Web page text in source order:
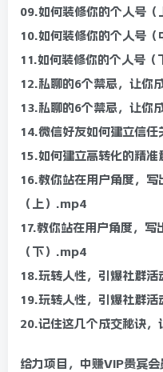
09.如何装修你的个人号
10.如何装修你的个人号
11.如何装修你的个人号
12.私聊的6个禁忌，让你
13.私聊的6个禁忌，让你
14.微信好友如何建立信
15.如何建立高转化的精
16.教你站在用户角度，写
（上）.mp4
17.教你站在用户角度，写
（下）.mp4
18.玩转人性，引爆社群
19.玩转人性，引爆社群
20.记住这几个成交秘诀
给力项目，中赚VIP贵宾会